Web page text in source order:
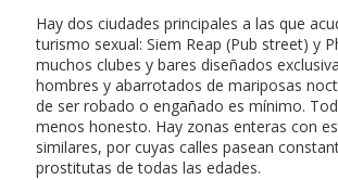
Hay dos ciudades principales a las que
turismo sexual: Siem Reap (Pub street) y
muchos clubes y bares diseñados
hombres y abarrotados de mariposas
de ser robado o engañado es mínimo.
menos honesto. Hay zonas enteras con
similares, por cuyas calles pasean
prostitutas de todas las edades.